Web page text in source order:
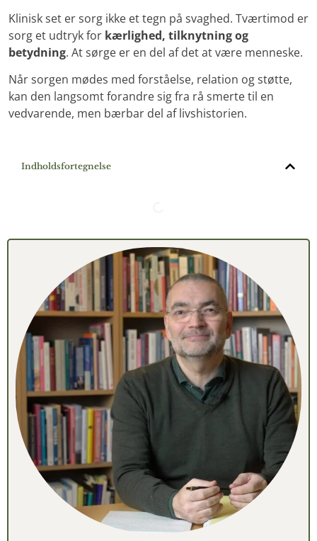
Klinisk set er sorg ikke et tegn på svaghed. Tværtimod er
sorg et udtryk for kærlighed, tilknytning og
betydning. At sørge er en del af det at være menneske.
Når sorgen mødes med forståelse, relation og støtte,
kan den langsomt forandre sig fra rå smerte til en
vedvarende, men bærbar del af livshistorien.
Indholdsfortegnelse